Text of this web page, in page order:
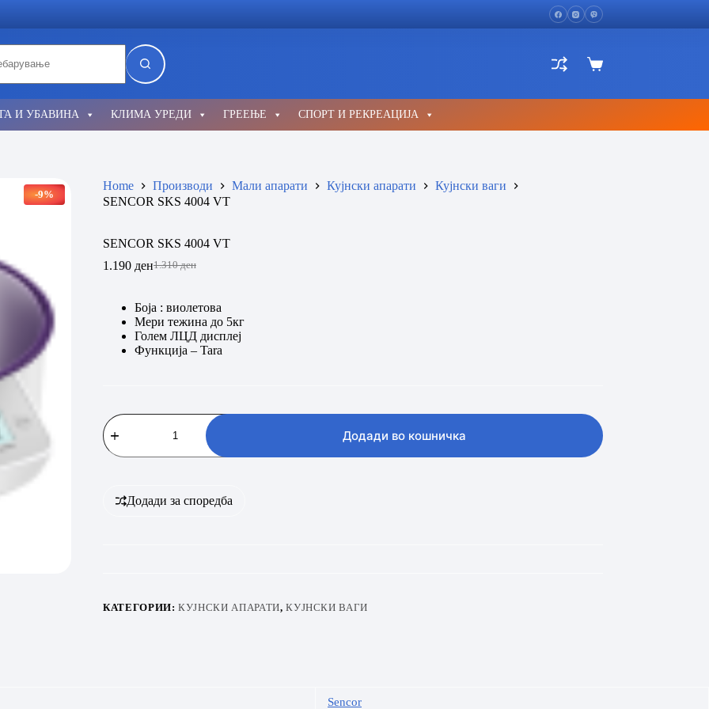
Shopping
И УБАВИНА КЛИМА УРЕДИ ГРЕЕЊЕ СПОРТ И РЕКРЕАЦИЈА
-9%
Home Производи Мали апарати Кујнски апарати
Кујнски ваги
SENCOR SKS 4004 VT
SENCOR SKS 4004 VT
1.310ден
Original
1.310 ден.
1.190 денCurrent
1.190 ден.
Боја : виолетова
Мери тежина до 5кг
Голем ЛЦД дисплеј
Функција – Tara
SENCOR
SKS
4004
VT
Додади во кошничка
Додади за споредба
КАТЕГОРИИ:КУЈНСКИ АПАРАТИ,КУЈНСКИ ВАГИ
Sencor